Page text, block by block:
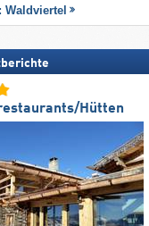
Waldviertel
Hütten